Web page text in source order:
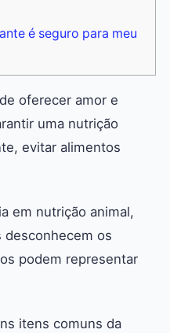
é seguro para meu
oferecer amor e
uma nutrição
evitar alimentos
em nutrição animal,
os
podem representar
itens comuns da